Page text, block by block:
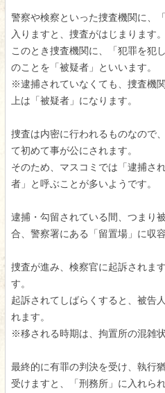
警察や検察といった捜査機関に、
入りますと、捜査がはじまります。
このとき捜査機関に、「犯罪を犯
のことを「被疑者」といいます。
※逮捕されていなくても、捜査機
上は「被疑者」になります。
捜査は内密に行われるものなので
て初めて事が公にされます。
そのため、マスコミでは「逮捕さ
者」と呼ぶことが多いようです。
逮捕・勾留されている間、つまり
合、警察署にある「留置場」に収容
捜査が進み、検察官に起訴されま
す。
起訴されてしばらくすると、被告
れます。
※移される時期は、拘置所の混雑状
最終的に有罪の判決を受け、執行
受けますと、「刑務所」に入れられ